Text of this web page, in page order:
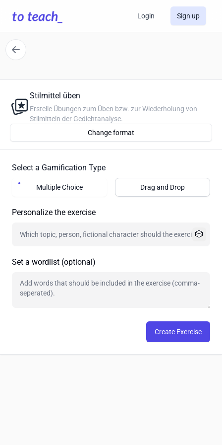
Login Sign up
Stilmittel üben
Erstelle Übungen zum Üben bzw. zur Wiederholung von
Stilmitteln der Gedichtanalyse.
Change format
Select a Gamification Type
Multiple Choice Drag and Drop
Personalize the exercise
🎲
Set a wordlist (optional)
Create Exercise